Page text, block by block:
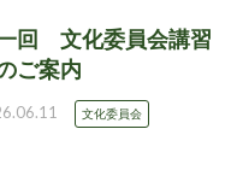
回 文化委員会講習
ご案内
文化委員会